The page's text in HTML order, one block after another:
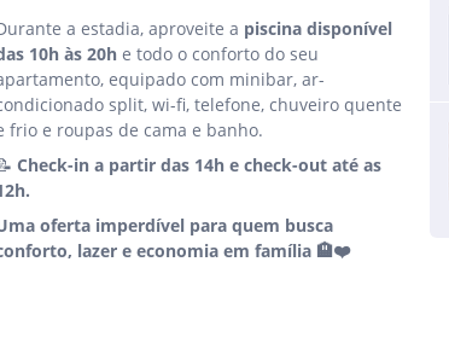
a estadia, aproveite a piscina disponível
10h às 20he todo o conforto do seu
equipado com minibar, ar-
split, wi-fi, telefone, chuveiro quente
frio e roupas de cama e banho.
Check-in a partir das 14h e check-out até as
oferta imperdível para quem busca
lazer e economia em família 🏨❤️